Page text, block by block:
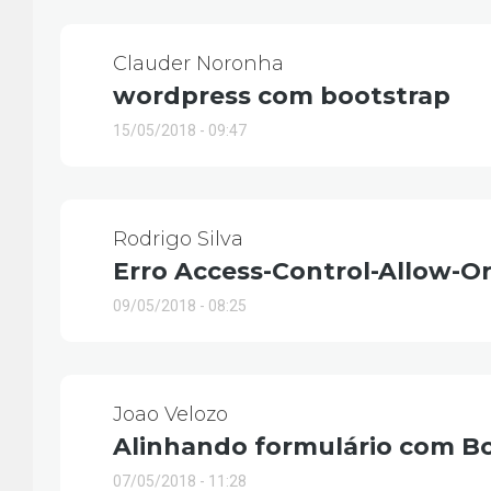
Clauder Noronha
wordpress com bootstrap
15/05/2018 - 09:47
Rodrigo Silva
Erro Access-Control-Allow-
09/05/2018 - 08:25
Joao Velozo
Alinhando formulário com
07/05/2018 - 11:28